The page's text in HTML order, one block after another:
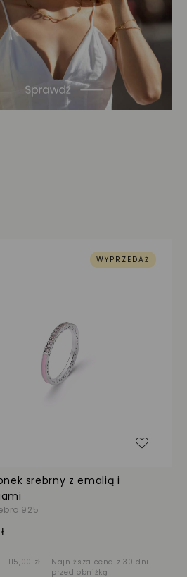
WYPRZEDAŻ
srebrny z emalią i
925
115,00 zł
Najniższa cena z 30 dni
przed obniżką
Dodaj